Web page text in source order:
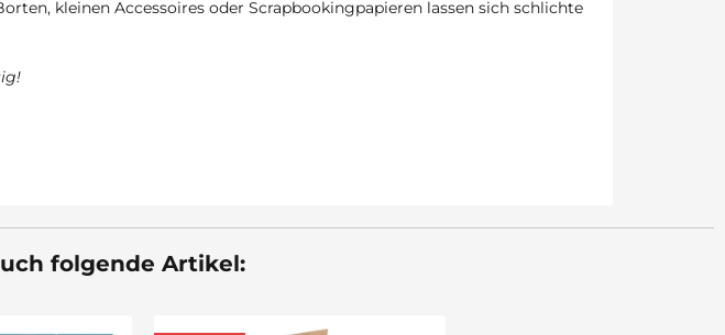
kleinen Accessoires oder Scrapbookingpapieren lassen sich schlichte
folgende Artikel: